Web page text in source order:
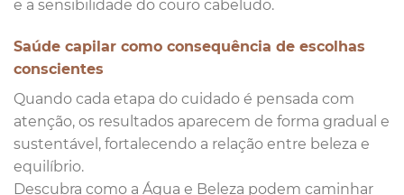
e a sensibilidade do couro cabeludo.
Saúde capilar como consequência de escolhas
conscientes
Quando cada etapa do cuidado é pensada com
atenção, os resultados aparecem de forma gradual e
sustentável, fortalecendo a relação entre beleza e
equilíbrio.
Descubra como a Água e Beleza podem caminhar